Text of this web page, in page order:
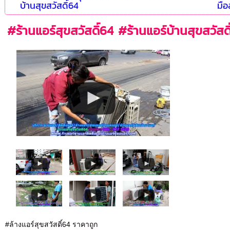
บ้านสุขสวัสดิ์64 มื
#ร้านแอร์สุขสวัสดิ์64 #ร้านแอร์บ้านสุขสวัส
#ล้างแอร์สุขสวัสดิ์64 ราคาถูก